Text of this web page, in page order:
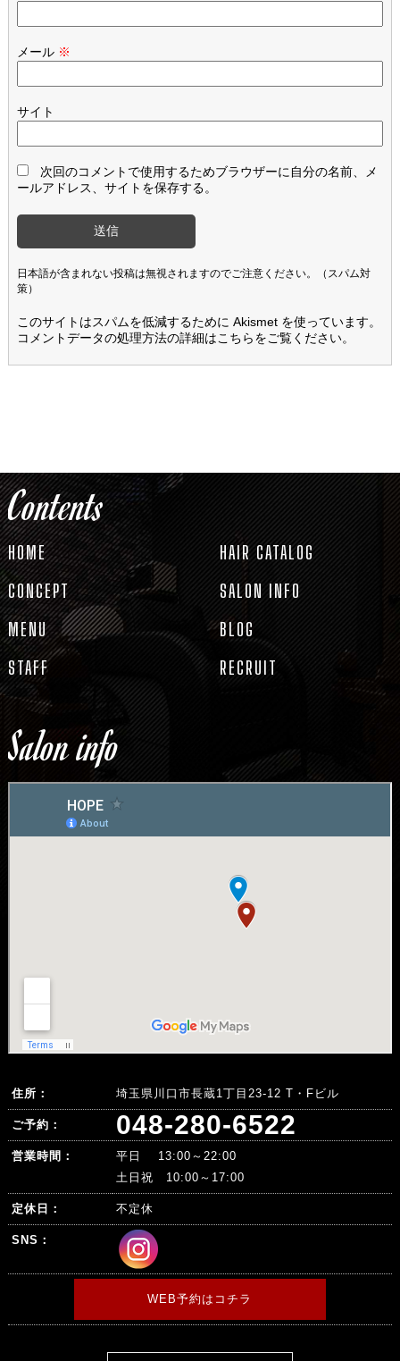
メール ※
サイト
次回のコメントで使用するためブラウザーに自分の名前、メ
ールアドレス、サイトを保存する。
日本語が含まれない投稿は無視されますのでご注意ください。（スパム対
策）
このサイトはスパムを低減するために Akismet を使っています。
コメントデータの処理方法の詳細はこちらをご覧ください。
Contents
HOME
CONCEPT
MENU
STAFF
HAIR CATALOG
SALON INFO
BLOG
RECRUIT
Salon info
住所： 埼玉県川口市長蔵1丁目23-12 T・Fビル
ご予約： 048-280-6522
営業時間：
平日 13:00～22:00
土日祝 10:00～17:00
定休日： 不定休
SNS：
WEB予約はコチラ